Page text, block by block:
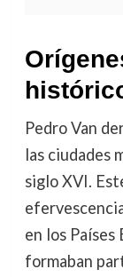
Pedro Van
las ciudades
siglo XVI.
en los Países
formaban